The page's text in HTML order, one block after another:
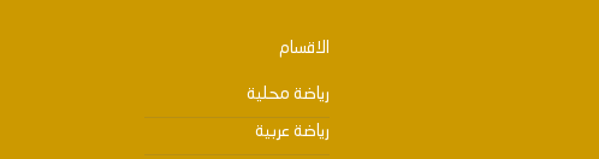
الاقسام
رياضة محلية
رياضة عربية